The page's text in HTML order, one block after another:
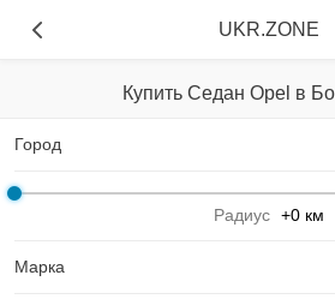
UKR.ZONE
Купить Седан Opel в
Город
Радиус +0 км
Марка